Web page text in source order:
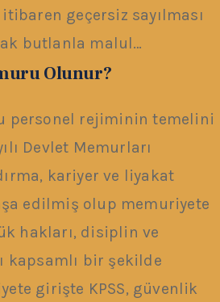
geçersiz sayılması
butlanla malul…
Olunur?
personel rejiminin temelini
Devlet Memurları
kariyer ve liyakat
edilmiş olup memuriyete
hakları, disiplin ve
kapsamlı bir şekilde
girişte KPSS, güvenlik